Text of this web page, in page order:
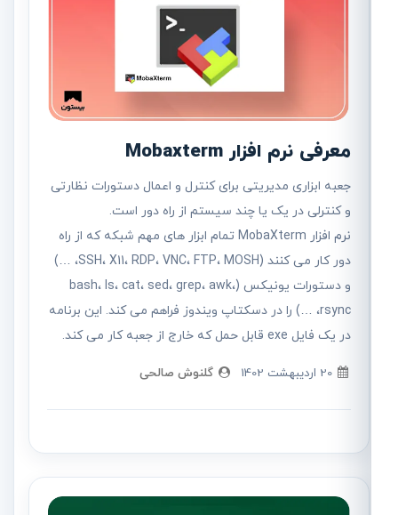
معرفی نرم افزار Mobaxterm
جعبه ابزاری مدیریتی برای کنترل و اعمال دستورات نظارتی
و کنترلی در یک یا چند سیستم از راه دور است.
نرم افزار MobaXterm تمام ابزار های مهم شبکه که از راه
دور کار می کنند (SSH، X11، RDP، VNC، FTP، MOSH، …)
و دستورات یونیکس (bash، ls، cat، sed، grep، awk،
rsync، …) را در دسکتاپ ویندوز فراهم می کند. این برنامه
در یک فایل exe قابل حمل که خارج از جعبه کار می کند.
20 ارديبهشت 1402 گلنوش صالحی